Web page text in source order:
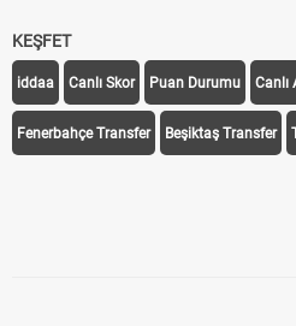
KEŞFET
iddaa Canlı Skor Puan Durumu Canlı
Fenerbahçe Transfer Beşiktaş Transfer